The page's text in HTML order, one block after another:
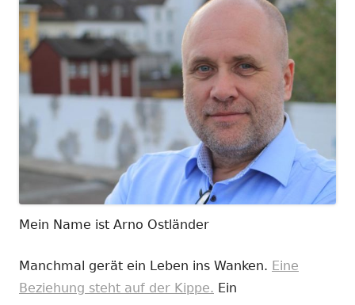
Mein Name ist Arno Ostländer
Manchmal gerät ein Leben ins Wanken. Eine
Beziehung steht auf der Kippe. Ein